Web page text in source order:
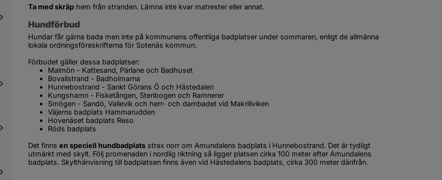
och
Ta med skräp hem från stranden. Lämna inte kvar matrester eller annat.
Hundförbud
Hundar får gärna bada men inte på kommunens offentliga badplatser under sommaren, enligt de allmänna
lokala ordningsföreskrifterna för Sotenäs kommun.
Förbudet gäller dessa badplatser:
Malmön - Kattesand, Pärlane och Badhuset
Bovallstrand - Badholmarna
Hunnebostrand - Sankt Görans Ö och Hästedalen
Kungshamn - Fisketången, Stenbogen och Ramnerer
Smögen - Sandö, Vallevik och herr- och dambadet vid Makrillviken
Väjerns badplats Hammarudden
Hovenäset badplats Reso
Röds badplats
Det finns en speciell hundbadplats strax norr om Amundalens badplats i Hunnebostrand. Det är tydligt
utmärkt med skylt. Följ promenaden i nordlig riktning så ligger platsen cirka 100 meter efter Amundalens
badplats. Skylthänvisning till badplatsen finns även vid Hästedalens badplats, cirka 300 meter därifrån.